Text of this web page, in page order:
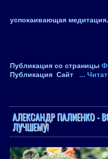
успокаивающая медитация.
Публикация со страницы
Публикация Сайт
...
АЛЕКСАНДР ПАЛИЕНКО -
ЛУЧШЕМУ!